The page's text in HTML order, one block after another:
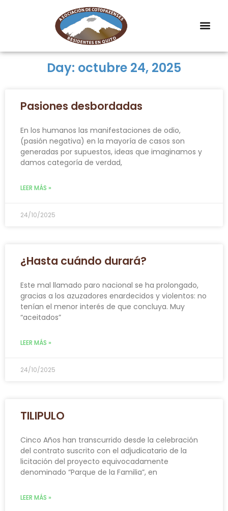
Day: octubre 24, 2025
Pasiones desbordadas
En los humanos las manifestaciones de odio,
(pasión negativa) en la mayoría de casos son
generadas por supuestos, ideas que imaginamos y
damos categoría de verdad,
LEER MÁS »
24/10/2025
¿Hasta cuándo durará?
Este mal llamado paro nacional se ha prolongado,
gracias a los azuzadores enardecidos y violentos: no
tenían el menor interés de que concluya. Muy
“aceitados”
LEER MÁS »
24/10/2025
TILIPULO
Cinco Años han transcurrido desde la celebración
del contrato suscrito con el adjudicatario de la
licitación del proyecto equivocadamente
denominado “Parque de la Familia”, en
LEER MÁS »